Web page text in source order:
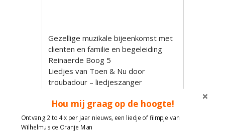
Gezellige muzikale bijeenkomst met
clienten en familie en begeleiding
Reinaerde Boog 5
Liedjes van Toen & Nu door
troubadour – liedjeszanger
Tijdens deze muzikale activiteit zal
Troubadour Wilhelmus De Oranje
Man weer zorgen voor contact en
Hou mij graag op de hoogte!
Ontvang 2 to 4 x per jaar nieuws, een liedje of filmpje van
Wilhelmus de Oranje Man